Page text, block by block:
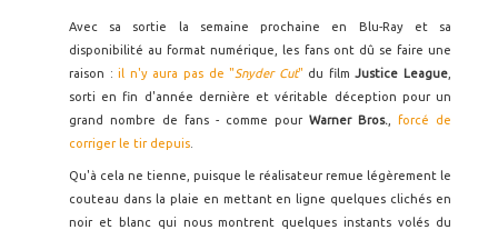
Avec sa sortie la semaine prochaine en Blu-Ray et sa
disponibilité au format numérique, les fans ont dû se faire une
raison :il n'y aura pas de " Snyder Cut" du filmJustice League
sorti en fin d'année dernière et véritable déception pour un
grand nombre de fans - comme pour Warner Bros.
forcé de
corriger le tir depuis
Qu'à cela ne tienne, puisque le réalisateur remue légèrement le
couteau dans la plaie en mettant en ligne quelques clichés en
noir et blanc qui nous montrent quelques instants volés du